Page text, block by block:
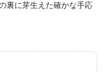
裏に芽生えた確かな手応